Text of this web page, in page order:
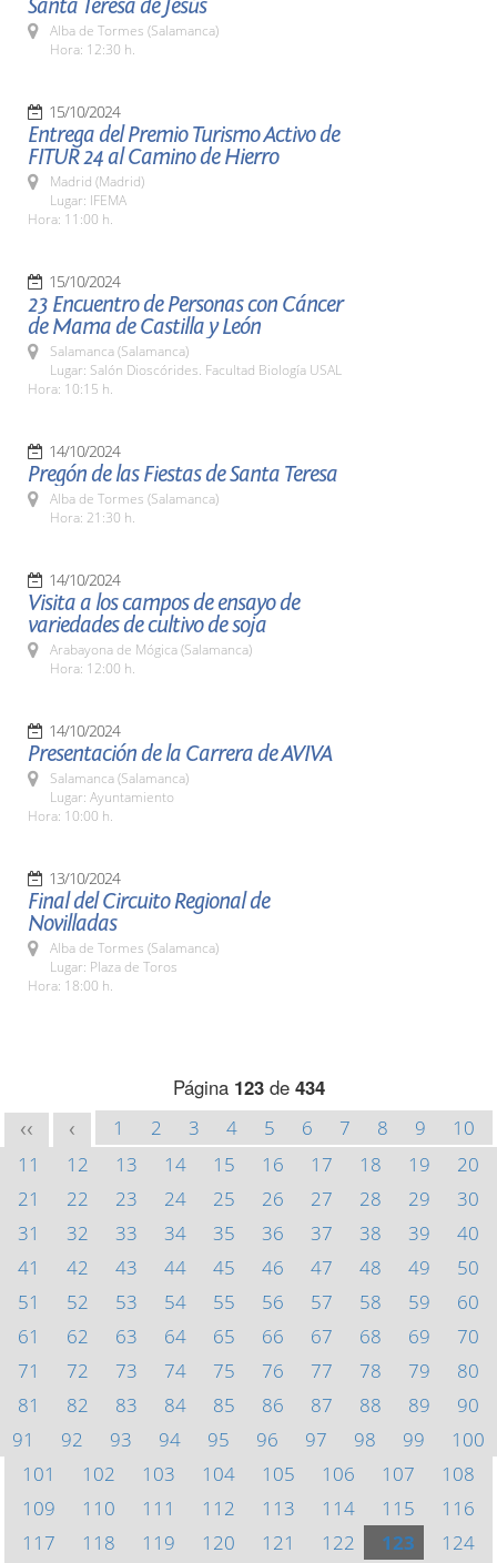
Santa Teresa de Jesús
Alba de Tormes (Salamanca)
Hora: 12:30 h.
15/10/2024
Entrega del Premio Turismo Activo de
FITUR 24 al Camino de Hierro
Madrid (Madrid)
Lugar: IFEMA
Hora: 11:00 h.
15/10/2024
23 Encuentro de Personas con Cáncer
de Mama de Castilla y León
Salamanca (Salamanca)
Lugar: Salón Dioscórides. Facultad Biología USAL
Hora: 10:15 h.
14/10/2024
Pregón de las Fiestas de Santa Teresa
Alba de Tormes (Salamanca)
Hora: 21:30 h.
14/10/2024
Visita a los campos de ensayo de
variedades de cultivo de soja
Arabayona de Mógica (Salamanca)
Hora: 12:00 h.
14/10/2024
Presentación de la Carrera de AVIVA
Salamanca (Salamanca)
Lugar: Ayuntamiento
Hora: 10:00 h.
13/10/2024
Final del Circuito Regional de
Novilladas
Alba de Tormes (Salamanca)
Lugar: Plaza de Toros
Hora: 18:00 h.
Página 123de 434
<< < 1 2 3 4 5 6 7 8 9
10
11
12 13 14 15 16 17 18 19
20
21
22 23 24 25 26 27 28 29
30
31
32 33 34 35 36 37 38 39
40
41
42 43 44 45 46 47 48 49
50
51
52 53 54 55 56 57 58 59
60
61
62 63 64 65 66 67 68 69
70
71
72 73 74 75 76 77 78 79
80
81
82 83 84 85 86 87 88 89
90
91
92 93 94 95 96 97 98 99
100
101
102 103 104 105 106 107
108
109
110 111 112 113 114 115
116
117
118 119 120 121 122 123
124